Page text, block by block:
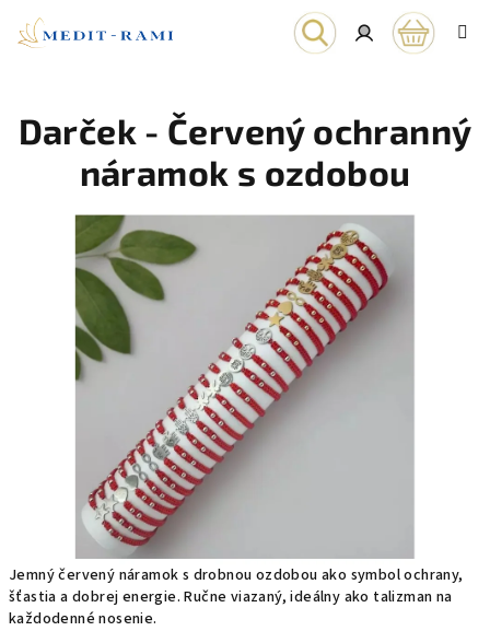
obsah
košík
Jemný červený náramok s drobnou ozdobou ako symbol ochrany,
šťastia a dobrej energie. Ručne viazaný, ideálny ako talizman na
každodenné nosenie.
Darček - Červený ochranný
náramok s ozdobou